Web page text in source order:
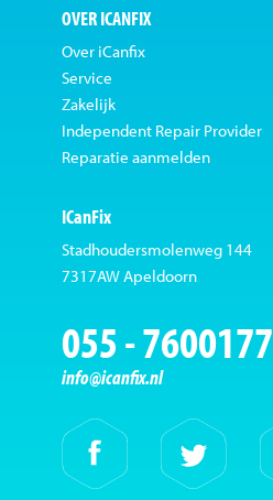
OVER ICANFIX
Over iCanfix
Service
Zakelijk
Independent Repair Provider
Reparatie aanmelden
ICanFix
Stadhoudersmolenweg 144
7317AW Apeldoorn
055 - 7600177
info@icanfix.nl